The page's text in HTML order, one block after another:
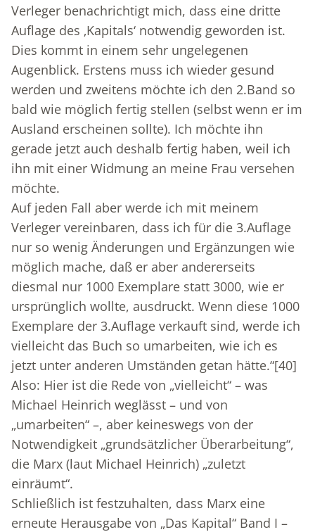
Verleger benachrichtigt mich, dass eine dritte
Auflage des ‚Kapitals‘ notwendig geworden ist.
Dies kommt in einem sehr ungelegenen
Augenblick. Erstens muss ich wieder gesund
werden und zweitens möchte ich den 2.Band so
bald wie möglich fertig stellen (selbst wenn er im
Ausland erscheinen sollte). Ich möchte ihn
gerade jetzt auch deshalb fertig haben, weil ich
ihn mit einer Widmung an meine Frau versehen
möchte.
Auf jeden Fall aber werde ich mit meinem
Verleger vereinbaren, dass ich für die 3.Auflage
nur so wenig Änderungen und Ergänzungen wie
möglich mache, daß er aber andererseits
diesmal nur 1000 Exemplare statt 3000, wie er
ursprünglich wollte, ausdruckt. Wenn diese 1000
Exemplare der 3.Auflage verkauft sind, werde ich
vielleicht das Buch so umarbeiten, wie ich es
jetzt unter anderen Umständen getan hätte.“[40]
Also: Hier ist die Rede von „vielleicht“ – was
Michael Heinrich weglässt – und von
„umarbeiten“ –, aber keineswegs von der
Notwendigkeit „grundsätzlicher Überarbeitung“,
die Marx (laut Michael Heinrich) „zuletzt
einräumt“.
Schließlich ist festzuhalten, dass Marx eine
erneute Herausgabe von „Das Kapital“ Band I –